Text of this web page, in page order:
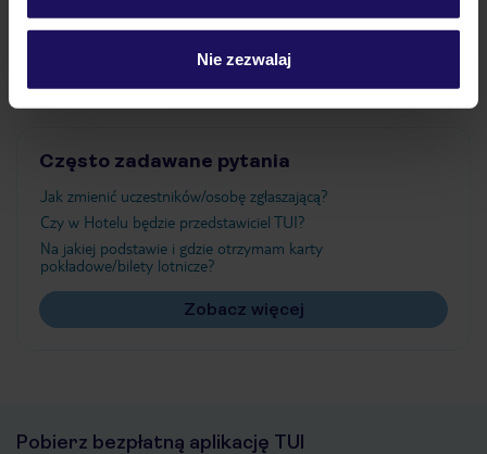
Nie zezwalaj
Ważne informacje
Często zadawane pytania
Jak zmienić uczestników/osobę zgłaszającą?
Czy w Hotelu będzie przedstawiciel TUI?
Na jakiej podstawie i gdzie otrzymam karty
pokładowe/bilety lotnicze?
Zobacz więcej
Pobierz bezpłatną aplikację TUI